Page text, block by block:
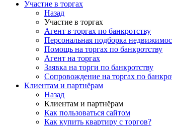
Участие в торгах
Назад
Участие в торгах
Агент в торгах по банкротству
Персональная подборка
Помощь на торгах по банкротству
Агент на торгах
Заявка на торги по банкротству
Сопровождение на торгах по
Клиентам и партнёрам
Назад
Клиентам и партнёрам
Как пользоваться сайтом
Как купить квартиру с торгов?